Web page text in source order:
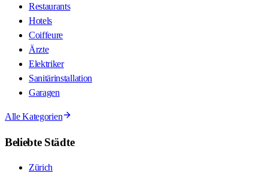
Restaurants
Hotels
Coiffeure
Ärzte
Elektriker
Sanitärinstallation
Garagen
Alle Kategorien
Beliebte Städte
Zürich